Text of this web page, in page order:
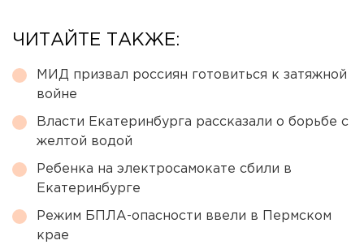
ЧИТАЙТЕ ТАКЖЕ:
МИД призвал россиян готовиться к затяжной
войне
Власти Екатеринбурга рассказали о борьбе с
желтой водой
Ребенка на электросамокате сбили в
Екатеринбурге
Режим БПЛА-опасности ввели в Пермском
крае